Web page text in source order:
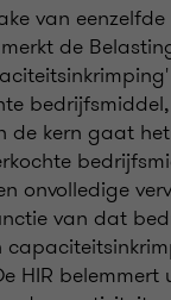
van
de
de kern gaat
onvolledige
van dat
HIR belemmert